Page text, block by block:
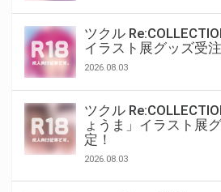
ツクル
イラスト展グッズ受
2026.08.03
ツクル
ょうま」イラスト展
定！
2026.08.03